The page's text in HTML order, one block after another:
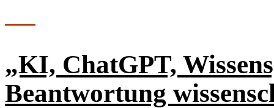
„KI, ChatGPT,
Beantwortung